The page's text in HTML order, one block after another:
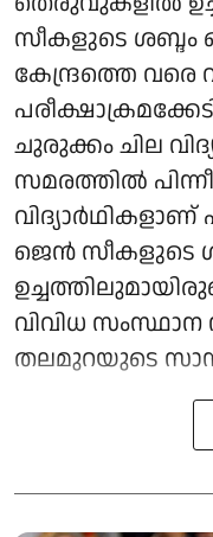
സീകളുടെ ശബ്ദം
കേന്ദ്രത്തെ വരെ
ചുരുക്കം ചില
സമരത്തില്‍
ജെന്‍ സീകളുടെ
വിവിധ
തലമുറയുടെ